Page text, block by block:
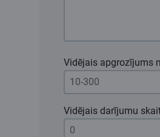
Vidējais apgrozījums
Vidējais darījumu